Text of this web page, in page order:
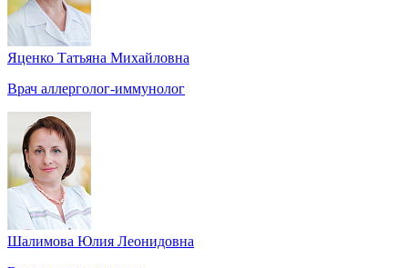
Яценко Татьяна Михайловна
Врач аллерголог-иммунолог
Шалимова Юлия Леонидовна